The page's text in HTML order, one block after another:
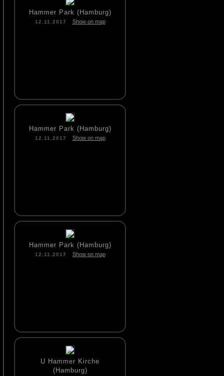
Hammer Park (Hamburg)
12.11.2017 Show on map
Hammer Park (Hamburg)
12.11.2017 Show on map
Hammer Park (Hamburg)
12.11.2017 Show on map
U Hammer Kirche
(Hamburg)